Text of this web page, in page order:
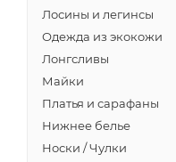
Лосины и легинсы
Одежда из экокожи
Лонгсливы
Майки
Платья и сарафаны
Нижнее белье
Носки / Чулки